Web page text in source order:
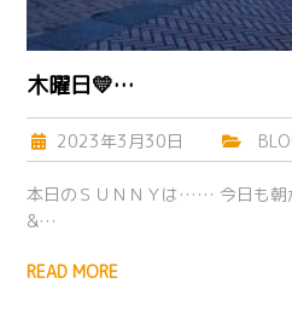
木曜日💛…
2023年3月30日
本日のＳＵＮＮＹは…… 今日も
&…
READ MORE